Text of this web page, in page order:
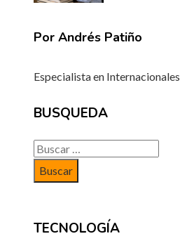
Por Andrés Patiño
Especialista en Internacionales
BUSQUEDA
Buscar:
TECNOLOGÍA